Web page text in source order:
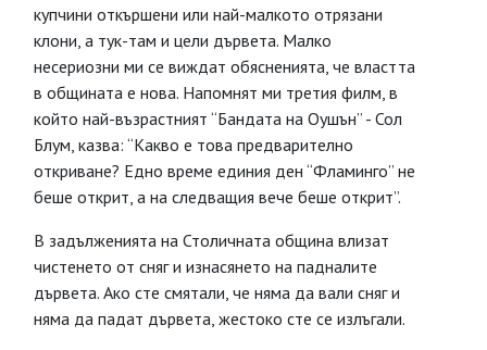
купчини откършени или най-малкото отрязани
клони, а тук-там и цели дървета. Малко
несериозни ми се виждат обясненията, че властта
в общината е нова. Напомнят ми третия филм, в
който най-възрастният “Бандата на Оушън” - Сол
Блум, казва: “Какво е това предварително
откриване? Едно време единия ден “Фламинго” не
беше открит, а на следващия вече беше открит”.
В задълженията на Столичната община влизат
чистенето от сняг и изнасянето на падналите
дървета. Ако сте смятали, че няма да вали сняг и
няма да падат дървета, жестоко сте се излъгали.